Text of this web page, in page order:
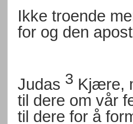
Ikke troende
for og den
Judas 3 Kjære,
til dere om vår
til dere for å